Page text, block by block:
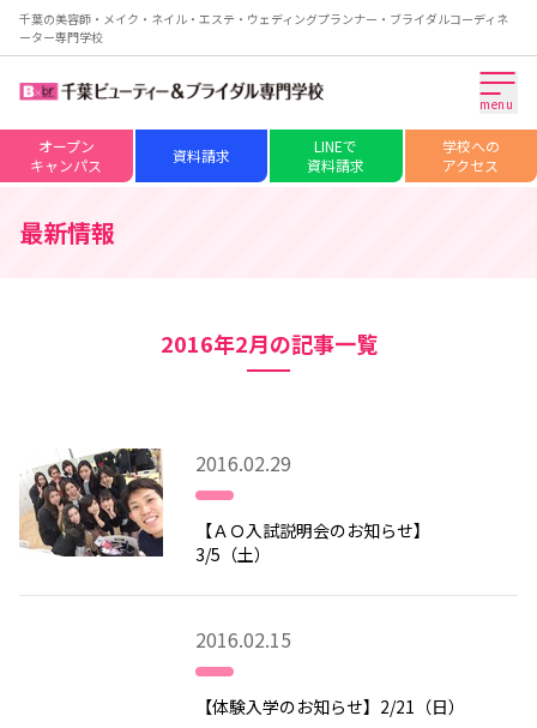
千葉の美容師・メイク・ネイル・エステ・ウェディングプランナー・ブライダルコーディネ
ーター専門学校
menu
オープン
キャンパス
資料請求
LINEで
資料請求
学校への
アクセス
最新情報
2016年2月の記事一覧
2016.02.29
【ＡＯ入試説明会のお知らせ】
3/5（土）
2016.02.15
【体験入学のお知らせ】2/21（日）